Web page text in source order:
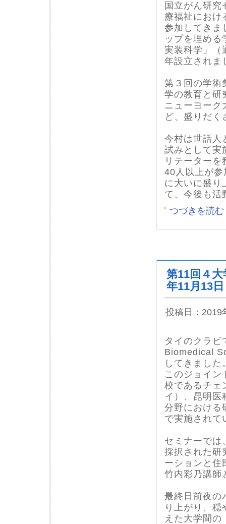
国立がん研
療福祉におけ
参加してきま
ップを埋め
実装科学」（
年設立されま
第３回の学術
学の教育と研
ニューヨー
ど、盛りだく
今村は世話人
試みとして実
リテーター
40人以上が
に大いに盛り
て、今後も活
つづきを読む
第11回４
年11月13
投稿日：2019
タイのクラ
Biomedical
してきました
このジョイン
校であるチェ
イ）、昆明医
分野における
で実施されて
セミナーでは
採択された研
ーションと住
竹内彩乃講師
最終日前夜の
り上がり、
えた大学間